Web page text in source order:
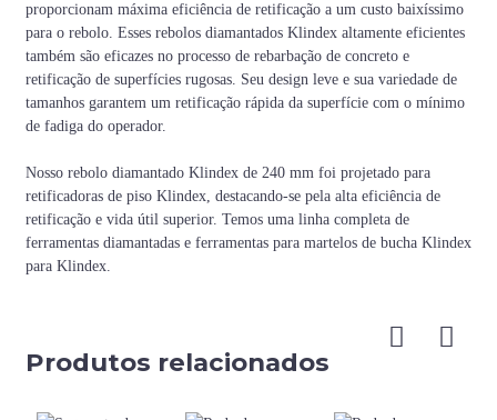
proporcionam máxima eficiência de retificação a um custo baixíssimo
para o rebolo. Esses rebolos diamantados Klindex altamente eficientes
também são eficazes no processo de rebarbação de concreto e
retificação de superfícies rugosas. Seu design leve e sua variedade de
tamanhos garantem um retificação rápida da superfície com o mínimo
de fadiga do operador.
Nosso rebolo diamantado Klindex de 240 mm foi projetado para
retificadoras de piso Klindex, destacando-se pela alta eficiência de
retificação e vida útil superior. Temos uma linha completa de
ferramentas diamantadas e ferramentas para martelos de bucha Klindex
para Klindex.
PSI
6500-
9000
5000-
4000-
5000
3000-
4000
1000-
AMP
C50-
C65
C40-
C55
C30-
C50
C20-
C40
C15-
C25
C10-
C20
Cor
Produtos relacionados